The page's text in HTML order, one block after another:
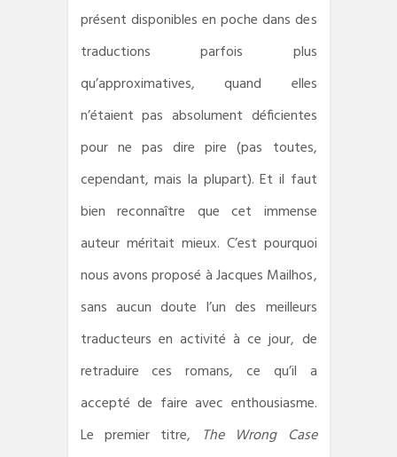
présent disponibles en poche dans des
traductions parfois plus
qu’approximatives, quand elles
n’étaient pas absolument déficientes
pour ne pas dire pire (pas toutes,
cependant, mais la plupart). Et il faut
bien reconnaître que cet immense
auteur méritait mieux. C’est pourquoi
nous avons proposé à Jacques Mailhos,
sans aucun doute l’un des meilleurs
traducteurs en activité à ce jour, de
retraduire ces romans, ce qu’il a
accepté de faire avec enthousiasme.
Le premier titre,
The Wrong Case